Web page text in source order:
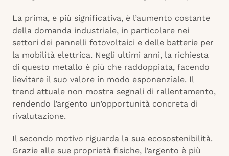
La prima, e più significativa, è l’aumento costante
della domanda industriale, in particolare nei
settori dei pannelli fotovoltaici e delle batterie per
la mobilità elettrica. Negli ultimi anni, la richiesta
di questo metallo è più che raddoppiata, facendo
lievitare il suo valore in modo esponenziale. Il
trend attuale non mostra segnali di rallentamento,
rendendo l’argento un’opportunità concreta di
rivalutazione.
Il secondo motivo riguarda la sua ecosostenibilità.
Grazie alle sue proprietà fisiche, l’argento è più